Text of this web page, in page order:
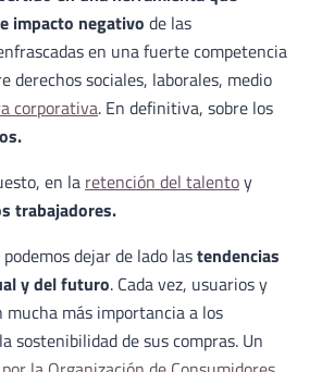
impacto negativo de las
en una fuerte competencia
derechos sociales, laborales, medio
corporativa. En definitiva, sobre los
en la retención del talentoy
trabajadores.
dejar de lado lastendencias
y del futuro. Cada vez, usuarios y
mucha más importancia a los
sostenibilidad de sus compras. Un